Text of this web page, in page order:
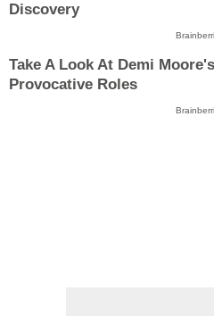
Discovery
Take A Look At Demi
Provocative Roles